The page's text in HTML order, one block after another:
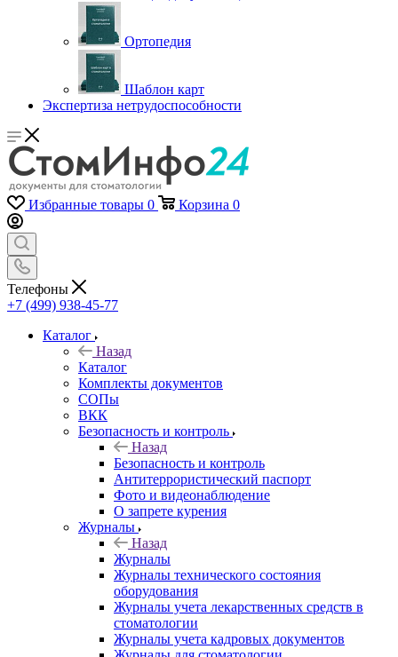
Ортопедия
Шаблон карт
Экспертиза нетрудоспособности
Избранные товары 0 Корзина 0
Телефоны
+7 (499) 938-45-77
Каталог
Назад
Каталог
Комплекты документов
СОПы
ВКК
Безопасность и контроль
Назад
Безопасность и контроль
Антитеррористический паспорт
Фото и видеонаблюдение
О запрете курения
Журналы
Назад
Журналы
Журналы технического состояния
оборудования
Журналы учета лекарственных средств в
стоматологии
Журналы учета кадровых документов